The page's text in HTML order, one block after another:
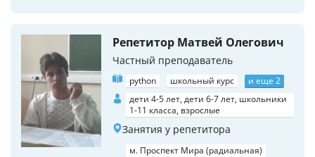
Репетитор Матвей Олегович
Частный преподаватель
python школьный курс
и еще 2
дети 4-5 лет, дети 6-7 лет, школьники
1-11 класса, взрослые
Занятия у репетитора
м. Проспект Мира (радиальная)